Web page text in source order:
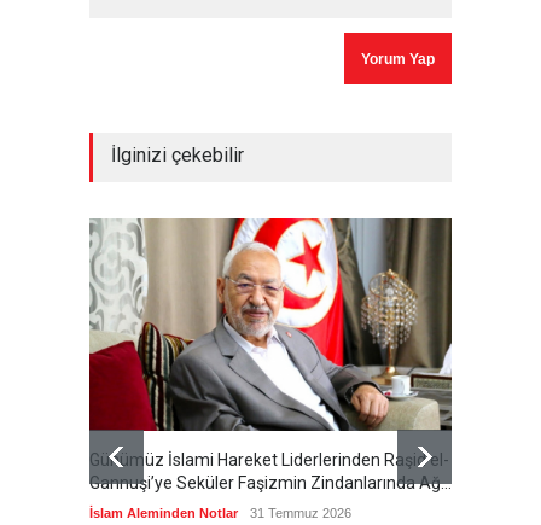
İlginizi çekebilir
Günümüz İslami Hareket Liderlerinden Raşid el-
Gannuşi’ye Seküler Faşizmin Zindanlarında Ağır
Tecrit
İslam Aleminden Notlar 31 Temmuz 2026